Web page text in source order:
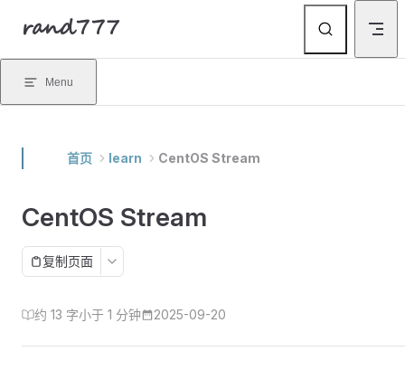
Skip to content
rand777
Menu
首页 learn CentOS Stream
CentOS Stream
复制页面
约 13 字小于 1 分钟 2025-09-20